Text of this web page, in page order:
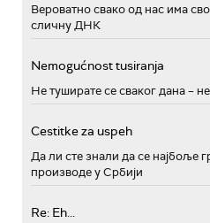
Вероватно свако од нас има
сличну ДНК
Nemogućnost tusiranja
Не туширате се сваког дана –
Cestitke za uspeh
Да ли сте знали да се најбоље
производе у Србији
Re: Eh...